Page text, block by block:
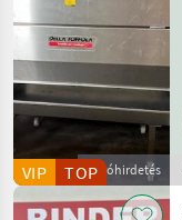
Apróhirdetés
VIP TOP